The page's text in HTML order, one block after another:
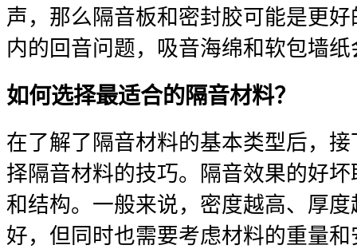
声，那么隔音板和密封胶可能是更
内的回音问题，吸音海绵和软包墙
如何选择最适合的隔音材料？
在了解了隔音材料的基本类型后，
择隔音材料的技巧。隔音效果的好
和结构。一般来说，密度越高、厚
好，但同时也需要考虑材料的重量